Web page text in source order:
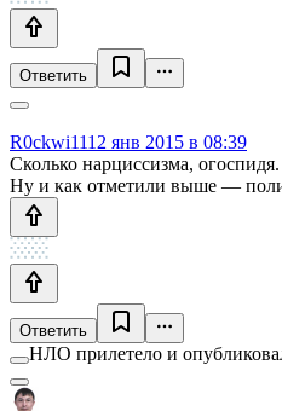
Ответить
R0ckwi1112 янв 2015 в 08:39
Сколько нарциссизма, огоспидя.
Ну и как отметили выше —
Ответить
НЛО прилетело и